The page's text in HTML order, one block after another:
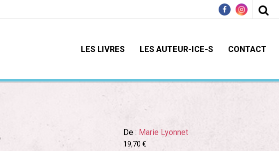
LES LIVRES LES AUTEUR-ICE-S CONTACT
De : Marie Lyonnet
19,70 €